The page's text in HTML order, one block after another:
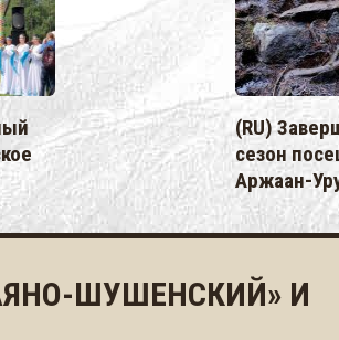
(RU)
сезон
Аржаан-
ШУШЕНСКИЙ» И